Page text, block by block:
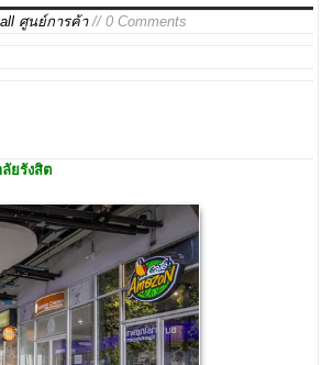
ศูนย์การค้า// 0 Comments
ยรังสิต